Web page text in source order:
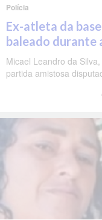
Polícia
Ex-atleta da
baleado durante
Micael Leandro da
partida amistosa